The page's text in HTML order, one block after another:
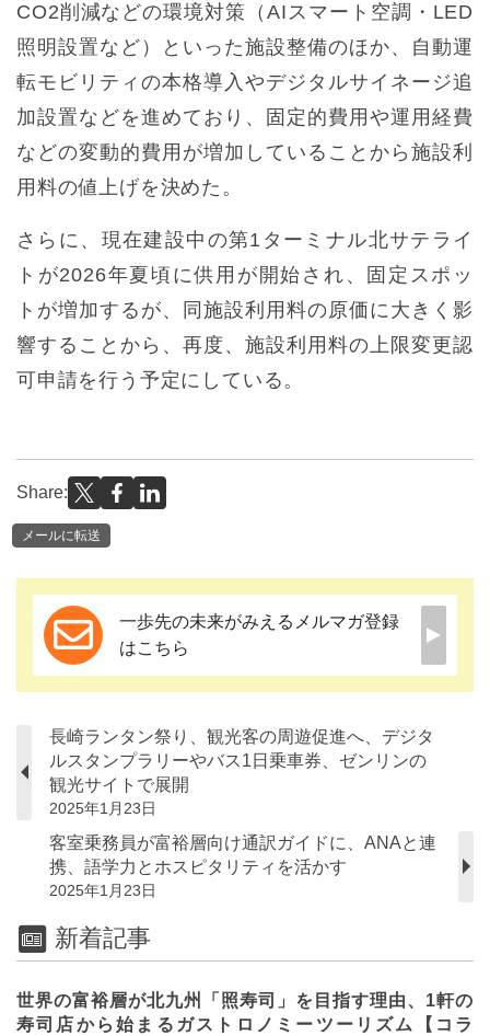
CO2削減などの環境対策（AIスマート空調・LED
照明設置など）といった施設整備のほか、自動運
転モビリティの本格導入やデジタルサイネージ追
加設置などを進めており、固定的費用や運用経費
などの変動的費用が増加していることから施設利
用料の値上げを決めた。
さらに、現在建設中の第1ターミナル北サテライ
トが2026年夏頃に供用が開始され、固定スポッ
トが増加するが、同施設利用料の原価に大きく影
響することから、再度、施設利用料の上限変更認
可申請を行う予定にしている。
Share:
メールに転送
一歩先の未来がみえるメルマガ登録
はこちら
長崎ランタン祭り、観光客の周遊促進へ、デジタ
ルスタンプラリーやバス1日乗車券、ゼンリンの
観光サイトで展開
2025年1月23日
客室乗務員が富裕層向け通訳ガイドに、ANAと連
携、語学力とホスピタリティを活かす
2025年1月23日
新着記事
世界の富裕層が北九州「照寿司」を目指す理由、1軒の
寿司店から始まるガストロノミーツーリズム【コラ